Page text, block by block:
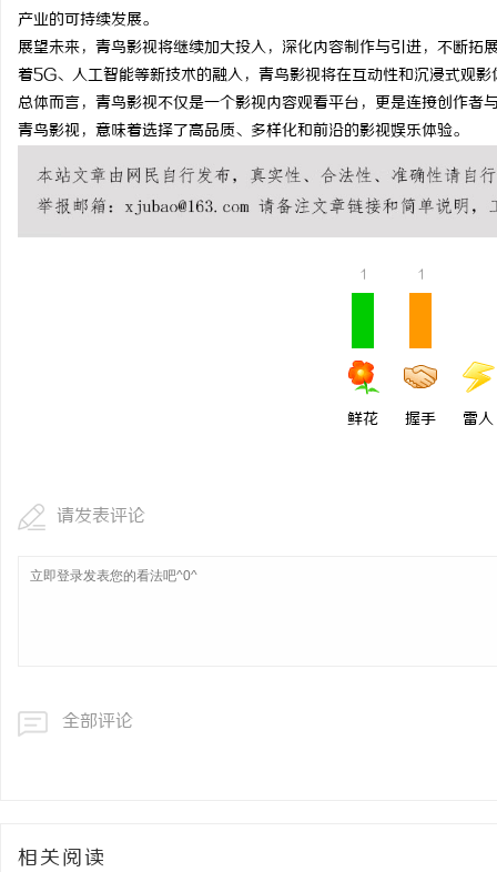
产业的可持续发展。
展望未来，青鸟影视将继续加大投入，深化内容制作与引进，不断
着5G、人工智能等新技术的融入，青鸟影视将在互动性和沉浸式观
总体而言，青鸟影视不仅是一个影视内容观看平台，更是连接创作
青鸟影视，意味着选择了高品质、多样化和前沿的影视娱乐体验。
1
鲜花
1
握手 雷人
请发表评论
全部评论
相关阅读
武汉配眼镜 上海配眼镜